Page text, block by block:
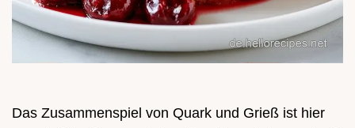
Das Zusammenspiel von Quark und Grieß ist hier